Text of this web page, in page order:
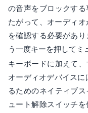
の音声をブロックす
たがって、オーディ
を確認する必要があ
う一度キーを押してミ
キーボードに加えて
オーディオデバイス
るためのネイティブ
ュート解除スイッチ